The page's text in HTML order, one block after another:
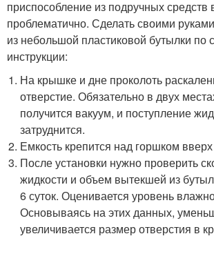
приспособление из подручных средств
проблематично. Сделать своими
из небольшой пластиковой бутылки по
инструкции:
На крышке и дне проколоть
отверстие. Обязательно в двух
получится вакуум, и поступление
затруднится.
Емкость крепится над горшком
После установки нужно проверить
жидкости и объем вытекшей из
6 суток. Оценивается уровень
Основываясь на этих данных,
увеличивается размер отверстия в